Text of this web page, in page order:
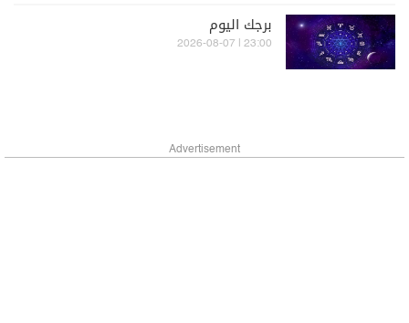
برجك اليوم
23:00 | 2026-08-07
Advertisement